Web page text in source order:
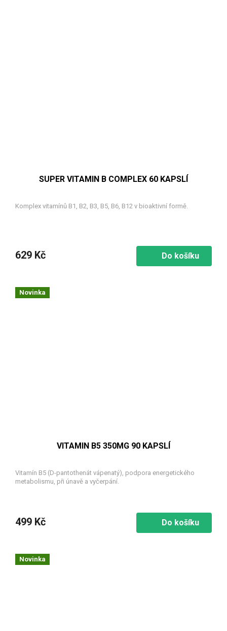
SUPER VITAMIN B COMPLEX 60 KAPSLÍ
Komplex vitamínů B1, B2, B3, B5, B6, B12 v bioaktivní formě.
629 Kč Do košíku
Novinka
VITAMIN B5 350MG 90 KAPSLÍ
Vitamín B5 (D-pantothenát vápenatý), podpora energetického
metabolismu, při únavě a vyčerpání.
499 Kč Do košíku
Novinka